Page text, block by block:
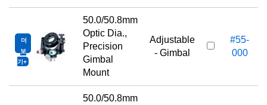
더
보
기
50.0/50.8mm
Optic Dia.,
Precision
Gimbal
Mount
Adjustable
- Gimbal
#55-
000
50.0/50.8mm